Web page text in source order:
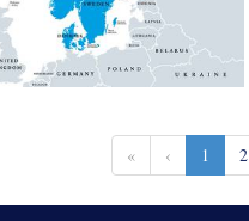
« ‹ 1 2